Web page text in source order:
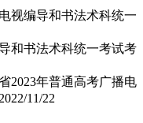
视编导和书法术科统一
2023年普通高考广播电
2022/11/22